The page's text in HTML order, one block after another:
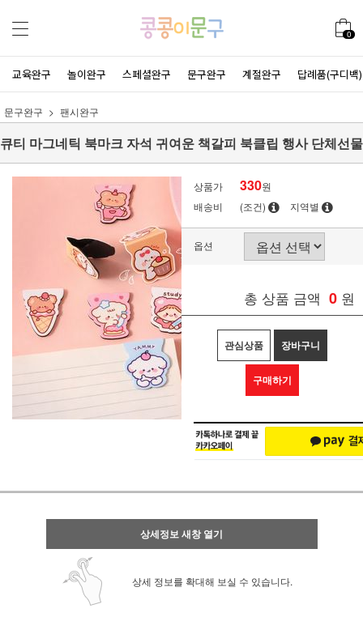
0
교육완구 놀이완구 스페셜완구 문구완구 계절완구 답례품(구디백)
문구완구 팬시완구
큐티 마그네틱 북마크 자석 귀여운 책갈피 북클립 행사 단체선물
상품가 330원
배송비
(조건) 지역별
옵션
총 상품 금액 0 원
관심상품 장바구니
구매하기
상세정보 새창 열기
상세 정보를 확대해 보실 수 있습니다.